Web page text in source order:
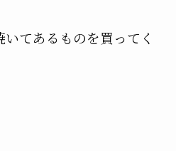
てあるものを買ってく